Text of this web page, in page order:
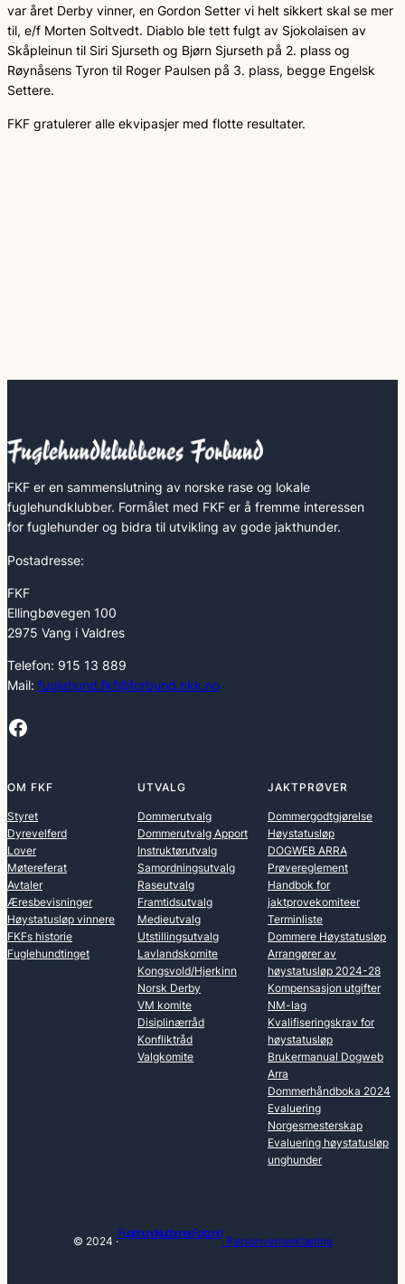
var året Derby vinner, en Gordon Setter vi helt sikkert skal se mer
til, e/f Morten Soltvedt. Diablo ble tett fulgt av Sjokolaisen av
Skåpleinun til Siri Sjurseth og Bjørn Sjurseth på 2. plass og
Røynåsens Tyron til Roger Paulsen på 3. plass, begge Engelsk
Settere.
FKF gratulerer alle ekvipasjer med flotte resultater.
FKF er en sammenslutning av norske rase og lokale
fuglehundklubber. Formålet med FKF er å fremme interessen
for fuglehunder og bidra til utvikling av gode jakthunder.
Postadresse:
FKF
Ellingbøvegen 100
2975 Vang i Valdres
Telefon: 915 13 889
Mail: fuglehund.fkf@forbund.nkk.no
Facebook
OM FKF
Styret
Dyrevelferd
Lover
Møtereferat
Avtaler
Æresbevisninger
Høystatusløp vinnere
FKFs historie
Fuglehundtinget
UTVALG
Dommerutvalg
Dommerutvalg Apport
Instruktørutvalg
Samordningsutvalg
Raseutvalg
Framtidsutvalg
Medieutvalg
Utstillingsutvalg
Lavlandskomite
Kongsvold/Hjerkinn
Norsk Derby
VM komite
Disiplinærråd
Konfliktråd
Valgkomite
JAKTPRØVER
Dommergodtgjørelse
Høystatusløp
DOGWEB ARRA
Prøvereglement
Handbok for
jaktprovekomiteer
Terminliste
Dommere Høystatusløp
Arrangører av
høystatusløp 2024-28
Kompensasjon utgifter
NM-lag
Kvalifiseringskrav for
høystatusløp
Brukermanual Dogweb
Arra
Dommerhåndboka 2024
Evaluering
Norgesmesterskap
Evaluering høystatusløp
unghunder
© 2024 ·
Fuglehundklubbenes Forbund
· Personvernerklæring